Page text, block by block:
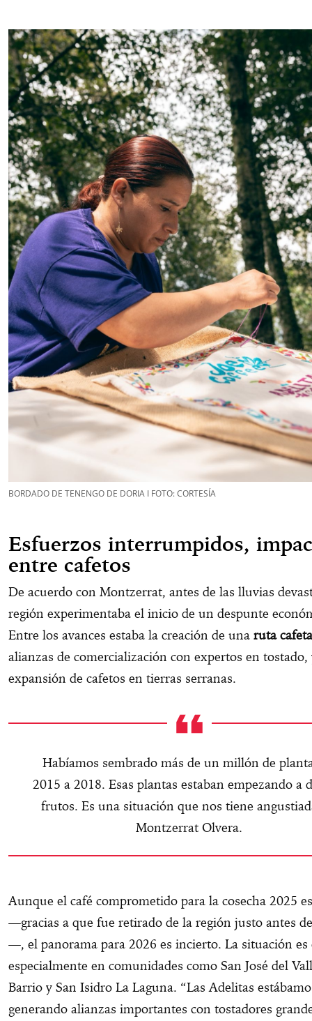
BORDADO DE TENENGO DE DORIA I FOTO: CORTESÍA
Esfuerzos interrumpidos,
entre cafetos
De acuerdo con Montzerrat, antes de las lluvias
región experimentaba el inicio de un despunte
Entre los avances estaba la creación de una ruta
alianzas de comercialización con expertos en tostado,
expansión de cafetos en tierras serranas.
Habíamos sembrado más de un millón de
2015 a 2018. Esas plantas estaban empezando a
frutos. Es una situación que nos tiene
Montzerrat Olvera.
Aunque el café comprometido para la cosecha 2025
—gracias a que fue retirado de la región justo antes
—, el panorama para 2026 es incierto. La situación es
especialmente en comunidades como San José del
Barrio y San Isidro La Laguna. “Las Adelitas
generando alianzas importantes con tostadores